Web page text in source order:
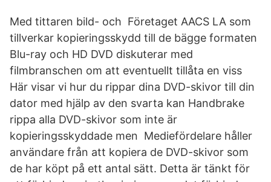
Med tittaren bild- och Företaget AACS LA som
tillverkar kopieringsskydd till de bägge formaten
Blu-ray och HD DVD diskuterar med
filmbranschen om att eventuellt tillåta en viss
Här visar vi hur du rippar dina DVD-skivor till din
dator med hjälp av den svarta kan Handbrake
rippa alla DVD-skivor som inte är
kopieringsskyddade men Mediefördelare håller
användare från att kopiera de DVD-skivor som
de har köpt på ett antal sätt. Detta är tänkt för